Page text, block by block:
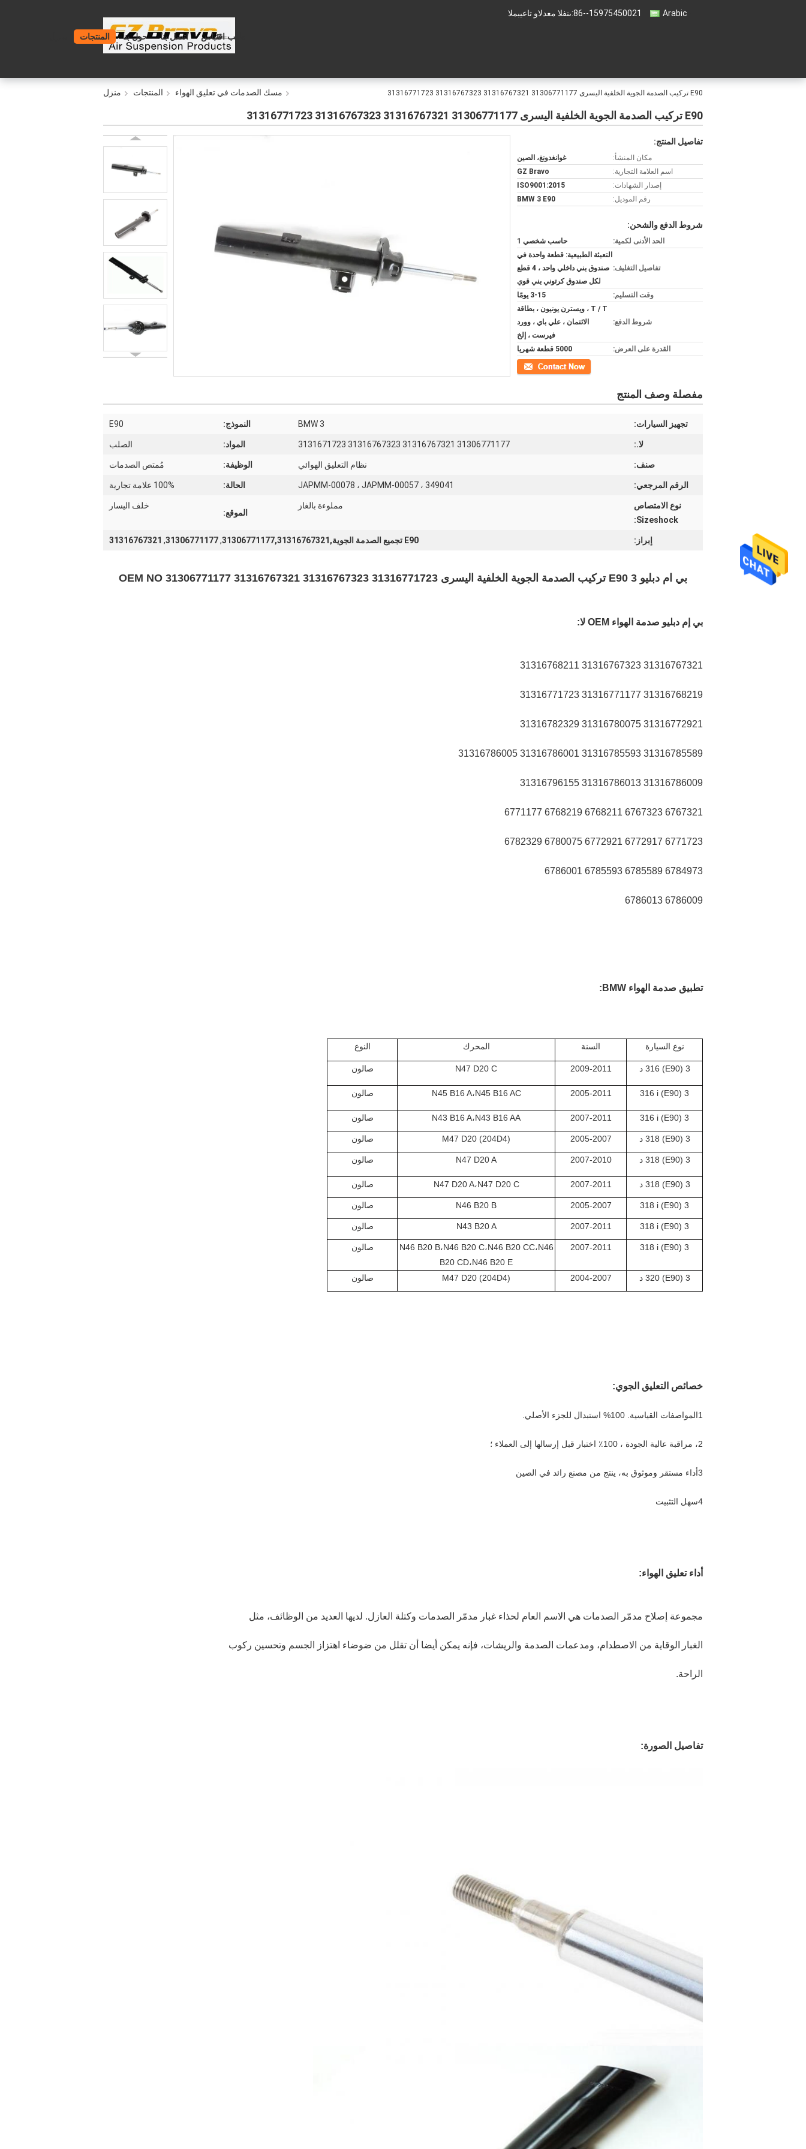
Arabic المبيعات والدعم الفنى:86--15975450021
المنتجات حول بنا اتصل بنا طلب اقتباس
منزل المنتجات مسك الصدمات في تعليق الهواء E90 تركيب الصدمة الجوية الخلفية اليسرى 31306771177 31316767321 31316767323 31316771723
E90 تركيب الصدمة الجوية الخلفية اليسرى 31306771177 31316767321 31316767323 31316771723
تفاصيل المنتج:
مكان المنشأ:
غوانغدونغ، الصين
اسم العلامة التجارية:
GZ Bravo
إصدار الشهادات:
ISO9001:2015
رقم الموديل:
BMW 3 E90
شروط الدفع والشحن:
الحد الأدنى لكمية: حاسب شخصي 1
تفاصيل التغليف:
التعبئة الطبيعية: قطعة واحدة في
صندوق بني داخلي واحد ، 4 قطع
لكل صندوق كرتوني بني قوي
وقت التسليم:
3-15 يومًا
شروط الدفع:
T / T ، ويسترن يونيون ، بطاقة
الائتمان ، علي باي ، وورد
فيرست ، إلخ
القدرة على العرض:
5000 قطعة شهريا
اتصل
مفصلة وصف المنتج
تجهيز السيارات: BMW 3 النموذج: E90
لا.: 31306771177 31316767321 31316767323 3131671723 المواد: الصلب
صنف: نظام التعليق الهوائي الوظيفة: مُمتص الصدمات
الرقم المرجعي: JAPMM-00078 ، JAPMM-00057 ، 349041 الحالة: 100% علامة تجارية
نوع الامتصاص
Sizeshock:
مملوءة بالغاز
الموقع:
خلف اليسار
إبراز: E90 تجميع الصدمة الجوية,31306771177,31316767321 ,
31306771177
,
31316767321
بي ام دبليو 3 E90 تركيب الصدمة الجوية الخلفية اليسرى OEM NO 31306771177 31316767321 31316767323 31316771723
بي إم دبليو صدمة الهواء OEM لا:
31316767321 31316767323 31316768211
31316768219 31316771177 31316771723
31316772921 31316780075 31316782329
31316785589 31316785593 31316786001 31316786005
31316786009 31316786013 31316796155
6767321 6767323 6768211 6768219 6771177
6771723 6772917 6772921 6780075 6782329
6784973 6785589 6785593 6786001
6786009 6786013
تطبيق صدمة الهواء BMW:
نوع السيارة السنة المحرك النوع
3 (E90) 316 د 2009-2011
N47 D20 C صالون
3 (E90) 316 i
2005-2011 N45 B16 A،N45 B16 AC صالون
3 (E90) 316 i
2007-2011 N43 B16 A،N43 B16 AA صالون
3 (E90) 318 د 2005-2007
M47 D20 (204D4) صالون
3 (E90) 318 د 2007-2010
N47 D20 A صالون
3 (E90) 318 د 2007-2011 N47 D20 A،N47 D20 C صالون
3 (E90) 318 i
2005-2007
N46 B20 B صالون
3 (E90) 318 i
2007-2011
N43 B20 A صالون
3 (E90) 318 i
2007-2011
N46 B20 B،N46 B20 C،N46 B20 CC،N46
B20 CD،N46 B20 E
صالون
3 (E90) 320 د 2004-2007
M47 D20 (204D4) صالون
خصائص التعليق الجوي:
1المواصفات القياسية. 100% استبدال للجزء الأصلي.
2، مراقبة عالية الجودة ، 100٪ اختبار قبل إرسالها إلى العملاء ؛
3أداء مستقر وموثوق به، ينتج من مصنع رائد في الصين
4سهل التثبيت
أداء تعليق الهواء:
مجموعة إصلاح مدمّر الصدمات هي الاسم العام لحذاء غبار مدمّر الصدمات وكتلة العازل. لديها العديد من الوظائف، مثل
الغبار الوقاية من الاصطدام، ومدعمات الصدمة والريشات، فإنه يمكن أيضا أن تقلل من ضوضاء اهتزاز الجسم وتحسين ركوب
الراحة.
تفاصيل الصورة: